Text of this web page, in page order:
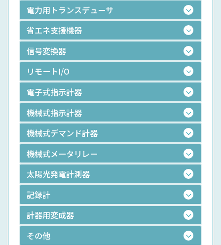
電力用トランスデューサ
省エネ支援機器
信号変換器
リモートI/O
電子式指示計器
機械式指示計器
機械式デマンド計器
機械式メータリレー
太陽光発電計測器
記録計
計器用変成器
その他